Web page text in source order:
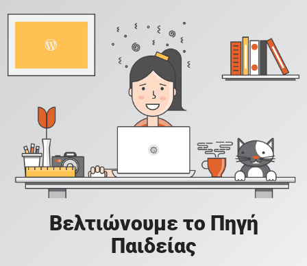
Βελτιώνουμε το Πηγή
Παιδείας